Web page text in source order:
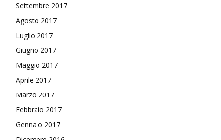
Settembre 2017
Agosto 2017
Luglio 2017
Giugno 2017
Maggio 2017
Aprile 2017
Marzo 2017
Febbraio 2017
Gennaio 2017